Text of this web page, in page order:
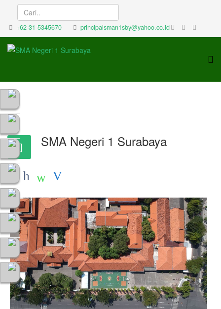
+62 31 5345670 principalsman1sby@yahoo.co.id
SMA Negeri 1 Surabaya